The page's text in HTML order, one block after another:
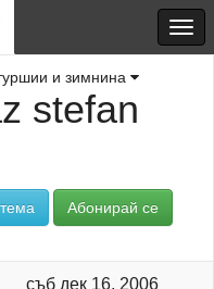
и зимнина
stefan
Абонирай се
съб дек 16, 2006